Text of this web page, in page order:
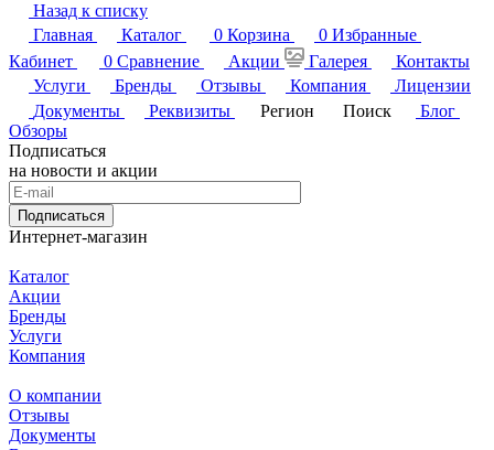
Назад к списку
Главная
Каталог 0 Корзина 0 Избранные
Кабинет
0 Сравнение Акции Галерея
Контакты
Услуги
Бренды Отзывы Компания
Лицензии
Документы
Реквизиты Регион Поиск
Блог
Обзоры
Подписаться
на новости и акции
Подписаться
Интернет-магазин
Каталог
Акции
Бренды
Услуги
Компания
О компании
Отзывы
Документы